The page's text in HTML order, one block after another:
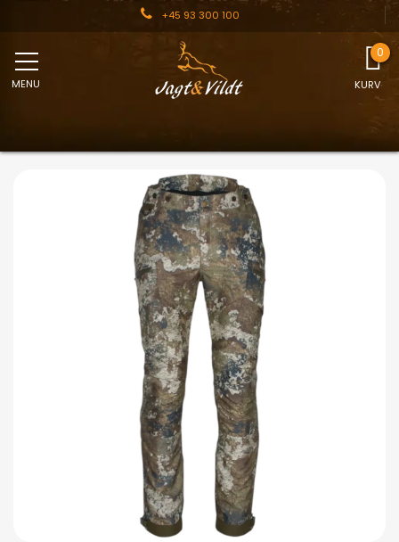
+45 93 300 100
KURV
MENU